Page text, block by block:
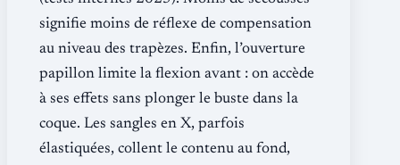
signifie moins de réflexe de compensation
au niveau des trapèzes. Enfin, l’ouverture
papillon limite la flexion avant : on accède
à ses effets sans plonger le buste dans la
coque. Les sangles en X, parfois
élastiquées, collent le contenu au fond,